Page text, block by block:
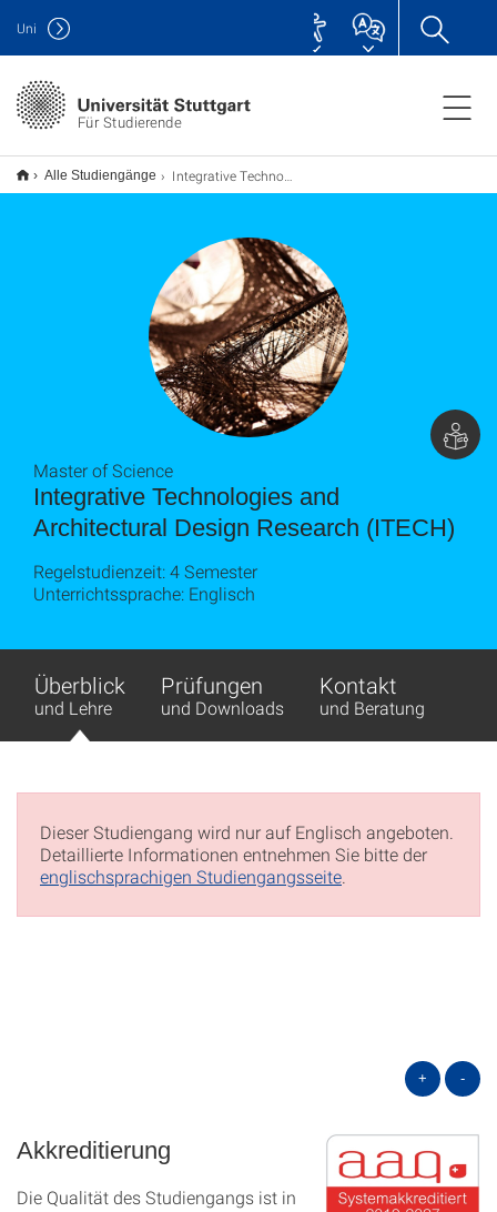
Für Studierende
Uni
Alle Studiengänge Integrative Technologies and Architectural Design Research (ITECH) M.Sc.
Integrative Technologies and
Architectural Design Research (ITECH)
Master of Science
Regelstudienzeit: 4 Semester
Unterrichtssprache: Englisch
Überblick
und Lehre
Prüfungen
und Downloads
Kontakt
und Beratung
Dieser Studiengang wird nur auf Englisch angeboten.
Detaillierte Informationen entnehmen Sie bitte der
englischsprachigen Studiengangsseite
+ -
Akkreditierung
Die Qualität des Studien­gangs ist in